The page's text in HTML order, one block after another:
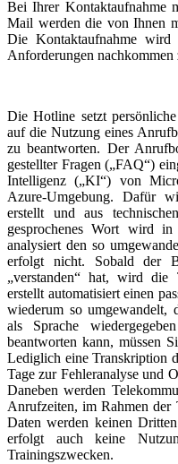
Bei Ihrer Kontaktaufnahme
Mail werden die von Ihnen
Die Kontaktaufnahme wird
Anforderungen nachkommen
Die Hotline setzt
auf die Nutzung eines
zu beantworten. Der
gestellter Fragen („FAQ“)
Intelligenz („KI“) von
Azure-Umgebung. Dafür
erstellt und aus
gesprochenes Wort wird
analysiert den so
erfolgt nicht. Sobald der
„verstanden“ hat, wird die
erstellt automatisiert einen
wiederum so umgewandelt,
als Sprache
beantworten kann, müssen
Lediglich eine Transkription
Tage zur Fehleranalyse und
Daneben werden
Anrufzeiten, im Rahmen der
Daten werden keinen
erfolgt auch keine
Trainingszwecken.